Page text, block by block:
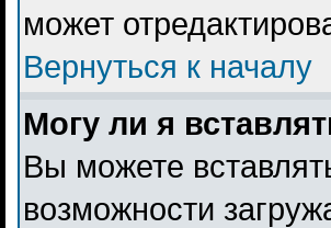
может
Вернуться к началу
Могу ли я
Вы можете
возможности